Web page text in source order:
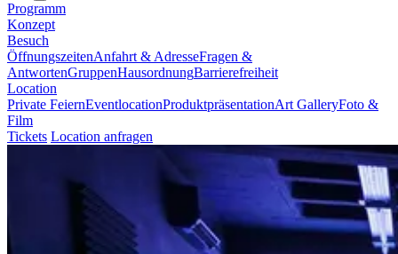
Programm
Konzept
Besuch
ÖffnungszeitenAnfahrt & AdresseFragen &
AntwortenGruppenHausordnungBarrierefreiheit
Location
Private FeiernEventlocationProduktpräsentationArt GalleryFoto &
Film
Tickets Location anfragen